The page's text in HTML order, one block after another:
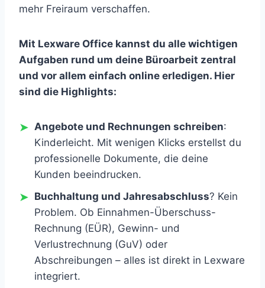
mehr Freiraum verschaffen.
Mit Lexware Office kannst du alle wichtigen
Aufgaben rund um deine Büroarbeit zentral
und vor allem einfach online erledigen. Hier
sind die Highlights:
Angebote und Rechnungen schreiben:
Kinderleicht. Mit wenigen Klicks erstellst du
professionelle Dokumente, die deine
Kunden beeindrucken.
Buchhaltung und Jahresabschluss? Kein
Problem. Ob Einnahmen-Überschuss-
Rechnung (EÜR), Gewinn- und
Verlustrechnung (GuV) oder
Abschreibungen – alles ist direkt in Lexware
integriert.